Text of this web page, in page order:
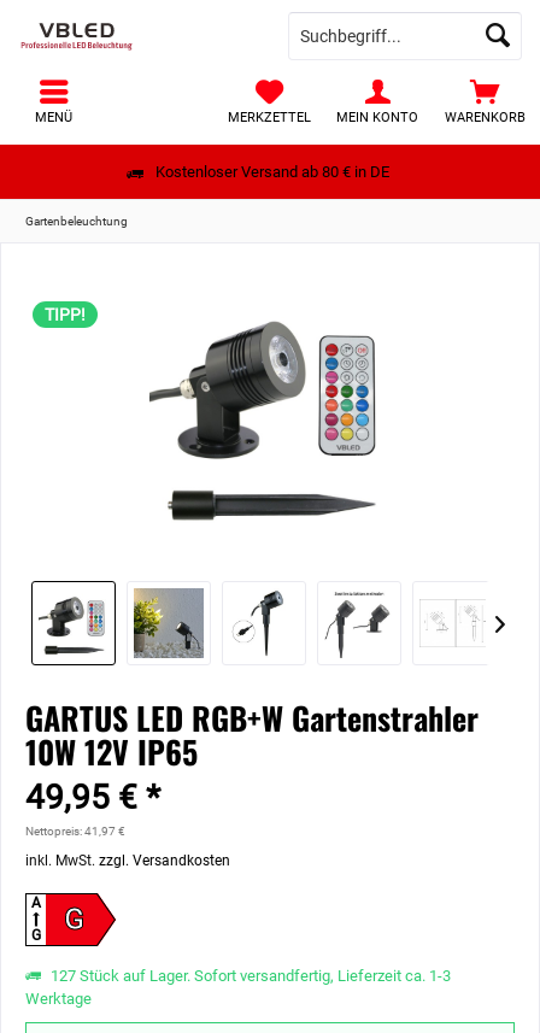
Kostenloser Versand ab 80 € in DE
WARENKORB
MERKZETTEL MEIN KONTO
MENÜ
Gartenbeleuchtung
TIPP!
GARTUS LED RGB+W Gartenstrahler
10W 12V IP65
49,95 € *
Nettopreis: 41,97 €
inkl. MwSt. zzgl. Versandkosten
G
A
G
127 Stück auf Lager. Sofort versandfertig, Lieferzeit ca. 1-3
Werktage